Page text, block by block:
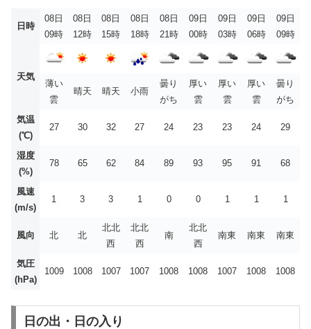
日時
08日
09時
08日
12時
08日
15時
08日
18時
08日
21時
09日
00時
09日
03時
09日
06時
09日
09時
天気
薄い
雲
晴天 晴天 小雨
曇り
がち
厚い
雲
厚い
雲
厚い
雲
曇り
がち
気温
(℃)
27 30 32 27 24 23 23 24 29
湿度
(%)
78 65 62 84 89 93 95 91 68
風速
(m/s)
1 3 3 1 0 0 1 1 1
風向 北 北
北北
西
北北
西
南
北北
西
南東 南東 南東
気圧
(hPa)
1009 1008 1007 1007 1008 1008 1007 1008 1008
日の出・日の入り